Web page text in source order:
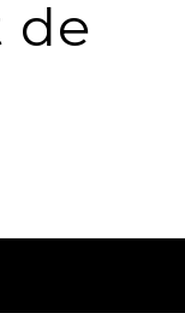
de